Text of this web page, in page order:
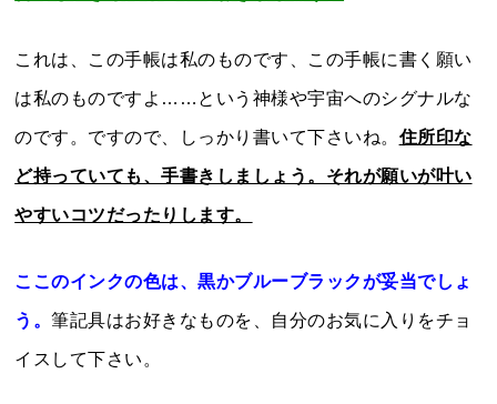
これは、この手帳は私のものです、この手帳に書く願い
は私のものですよ……という神様や宇宙へのシグナルな
のです。ですので、しっかり書いて下さいね。 住所印な
ど持っていても、手書きしましょう。それが願いが叶い
やすいコツだったりします。
ここのインクの色は、黒かブルーブラックが妥当でしょ
う。筆記具はお好きなものを、自分のお気に入りをチョ
イスして下さい。